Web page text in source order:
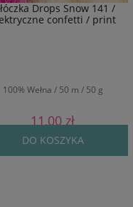
Drops Snow 141 /
confetti / print
100% Wełna / 50 m / 50 g
11,00 zł
DO KOSZYKA